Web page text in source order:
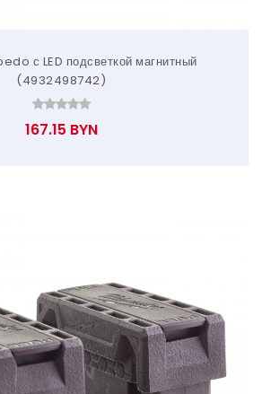
с LED подсветкой магнитный
(4932498742)
167.15 BYN